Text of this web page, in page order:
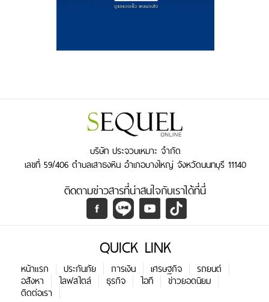
บริษัท ประจวบเหมาะ จำกัด
เลขที่ 59/406 ตำบลเสาธงหิน อำเภอบางใหญ่ จังหวัดนนทบุรี 11140
ติดตามข่าวสารที่น่าสนใจกับเราได้ที่นี่
QUICK LINK
หน้าแรก ประกันภัย การเงิน เศรษฐกิจ
รถยนต์
อสังหา
ไลฟสไตล์ ธุรกิจ ไอที
ข่าวยอดนิยม
ติดต่อเรา